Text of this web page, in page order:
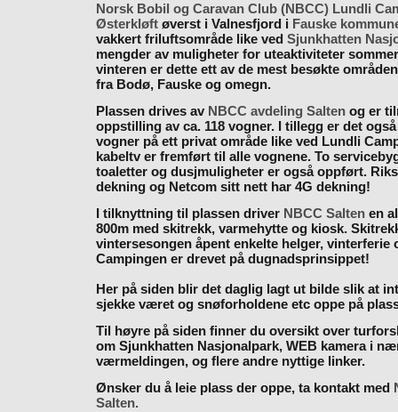
Norsk Bobil og Caravan Club (NBCC) Lundli
Østerkløftøverst i Valnesfjord i Fauske
vakkert friluftsområde like ved Sjunkhatten
mengder av muligheter for uteaktiviteter
vinteren er dette ett av de mest besøkte
fra Bodø, Fauske og omegn.
Plassen drives av NBCC avdeling Saltenog er
oppstilling av ca. 118 vogner. I tillegg er det
vogner på ett privat område like ved Lundli
kabeltv er fremført til alle vognene. To
toaletter og dusjmuligheter er også oppført.
dekning og Netcom sitt nett har 4G dekning!
I tilknyttning til plassen driver NBCC Saltenen
800m med skitrekk, varmehytte og kiosk.
vintersesongen åpent enkelte helger, vinterferie
Campingen er drevet på dugnadsprinsippet!
Her på siden blir det daglig lagt ut bilde slik at
sjekke været og snøforholdene etc oppe på
Til høyre på siden finner du oversikt over
om Sjunkhatten Nasjonalpark, WEB kamera i
værmeldingen, og flere andre nyttige linker.
Ønsker du å leie plass der oppe, ta kontakt med
Salten.